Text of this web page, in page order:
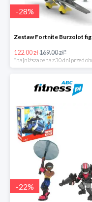
-28%
122.00 zł169.00 zł*
-22%